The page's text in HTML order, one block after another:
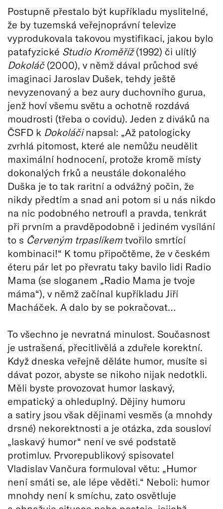
Postupně přestalo být kupříkladu myslitelné,
že by tuzemská veřejnoprávní televize
vyprodukovala takovou mystifikaci, jakou bylo
patafyzické Studio Kroměříž(1992) či ulítlý
Dokoláč(2000), v němž dával průchod své
imaginaci Jaroslav Dušek, tehdy ještě
nevyzenovaný a bez aury duchovního gurua,
jenž hoví všemu světu a ochotně rozdává
moudrosti (třeba o covidu). Jeden z diváků na
ČSFD k Dokoláčinapsal: „Až patologicky
zvrhlá pitomost, které ale nemůžu neudělit
maximální hodnocení, protože kromě místy
dokonalých frků a neustále dokonalého
Duška je to tak raritní a odvážný počin, že
nikdy předtím a snad ani potom si u nás nikdo
na nic podobného netroufl a pravda, tenkrát
při prvním a pravděpodobně i jediném vysílání
to s Červeným trpaslíkem tvořilo smrtící
kombinaci!“ K tomu připočtěme, že v českém
éteru pár let po převratu taky bavilo lidi Radio
Mama (se sloganem „Radio Mama je tvoje
máma“), v němž začínal kupříkladu Jiří
Macháček. A dalo by se pokračovat…
To všechno je nevratná minulost. Současnost
je ustrašená, přecitlivělá a zduřele korektní.
Když dneska veřejně děláte humor, musíte si
dávat pozor, abyste se nikoho nijak nedotkli.
Měli byste provozovat humor laskavý,
empatický a ohleduplný. Dějiny humoru
a satiry jsou však dějinami vesměs (a mnohdy
drsné) nekorektnosti a je otázka, zda sousloví
„laskavý humor“ není ve své podstatě
protimluv. Prvorepublikový spisovatel
Vladislav Vančura formuloval větu: „Humor
není smáti se, ale lépe věděti.“ Neboli: humor
mnohdy není k smíchu, zato osvětluje